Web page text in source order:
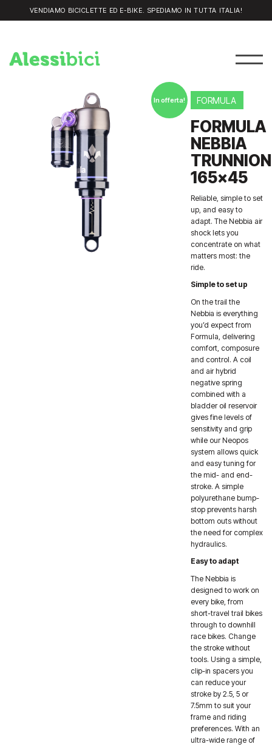
VENDIAMO BICICLETTE ED E-BIKE. SPEDIAMO IN TUTTA ITALIA!
In offerta! FORMULA
FORMULA
NEBBIA
TRUNNION
165×45
Reliable, simple to set
up, and easy to
adapt. The Nebbia air
shock lets you
concentrate on what
matters most: the
ride.
Simple to set up
On the trail the
Nebbia is everything
you’d expect from
Formula, delivering
comfort, composure
and control. A coil
and air hybrid
negative spring
combined with a
bladder oil reservoir
gives fine levels of
sensitivity and grip
while our Neopos
system allows quick
and easy tuning for
the mid- and end-
stroke. A simple
polyurethane bump-
stop prevents harsh
bottom outs without
the need for complex
hydraulics.
Easy to adapt
The Nebbia is
designed to work on
every bike, from
short-travel trail bikes
through to downhill
race bikes. Change
the stroke without
tools. Using a simple,
clip-in spacers you
can reduce your
stroke by 2.5, 5 or
7.5mm to suit your
frame and riding
preferences. With an
ultra-wide range of